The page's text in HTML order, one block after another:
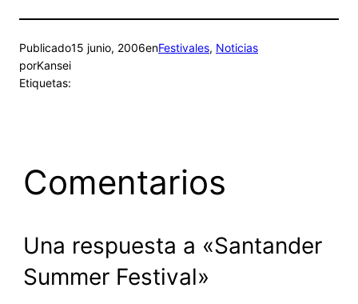
Publicado15 junio, 2006enFestivales, Noticias
porKansei
Etiquetas:
Comentarios
Una respuesta a «Santander
Summer Festival»